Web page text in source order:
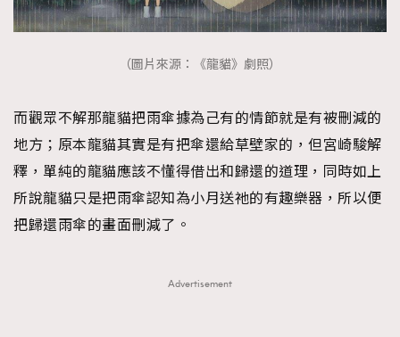
（圖片來源：《龍貓》劇照）
而觀眾不解那龍貓把雨傘據為己有的情節就是有被刪減的
地方；原本龍貓其實是有把傘還給草壁家的，但宮崎駿解
釋，單純的龍貓應該不懂得借出和歸還的道理，同時如上
所說龍貓只是把雨傘認知為小月送祂的有趣樂器，所以便
把歸還雨傘的畫面刪減了。
Advertisement